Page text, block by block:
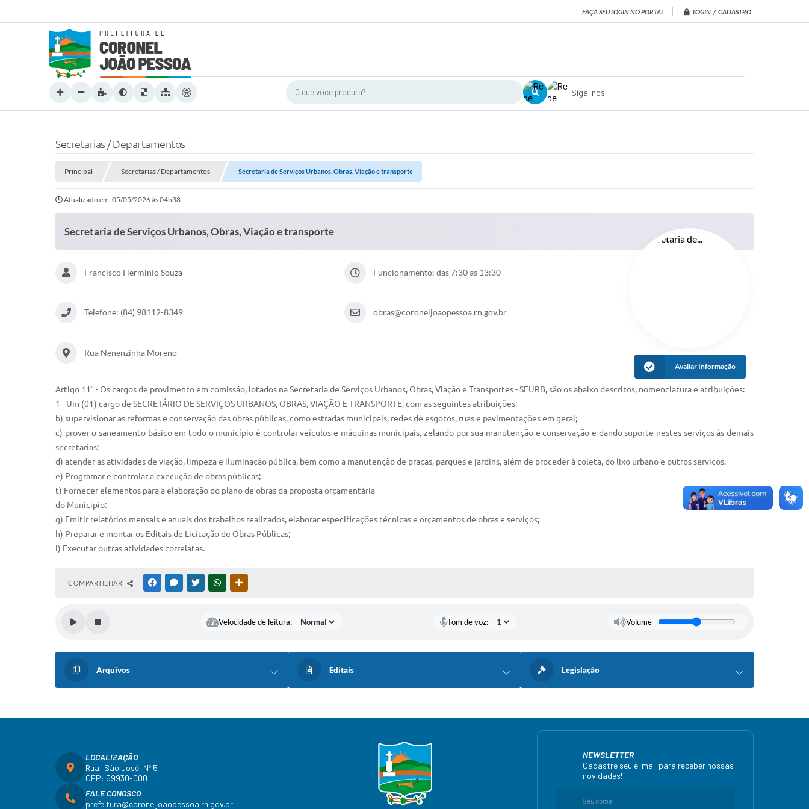
FAÇA SEU LOGIN NO PORTAL LOGIN / CADASTRO
O que voce procura? Siga-nos
Secretarias / Departamentos
Principal Secretarias / Departamentos Secretaria de Serviços Urbanos, Obras, Viação e transporte
Atualizado em: 05/05/2026 às 04h38
Secretaria de Serviços Urbanos, Obras, Viação e transporte
Francisco Hermínio Souza Funcionamento: das 7:30 as 13:30
Telefone: (84) 98112-8349 obras@coroneljoaopessoa.rn.gov.br
Rua Nenenzinha Moreno
Avaliar Informação
Artigo 11° - Os cargos de provimento em comissão, lotados na Secretaria de Serviços Urbanos, Obras, Viação e Transportes - SEURB, são os abaixo descritos, nomenclatura e atribuições:
1 - Um (01) cargo de SECRETÁRIO DE SERVIÇOS URBANOS, OBRAS, VIAÇÃO E TRANSPORTE, com as seguintes atribuições:
b) supervisionar as reformas e conservação das obras públicas, como estradas municipais, redes de esgotos, ruas e pavimentações em geral;
c) prover o saneamento básico em todo o município é controlar veículos e máquinas municipais, zelando por sua manutenção e conservação e dando suporte nestes serviços às demais
secretarias;
d) atender as atividades de viação, limpeza e iluminação pública, bem como a manutenção de praças, parques e jardins, aiém de proceder à coleta, do lixo urbano e outros serviços.
e) Programar e controlar a execução de obras públicas;
t) Fornecer elementos para a elaboração do plano de obras da proposta orçamentária
do Municipio:
g) Emitir relatórios mensais e anuais dos trabalhos realizados, elaborar especificações técnicas e orçamentos de obras e serviços;
h) Preparar e montar os Editais de Licitação de Obras Públicas;
i) Executar outras atividades correlatas.
COMPARTILHAR FACEBOOKMESSENGER
TWITTERWHATSAPP
Velocidade de leitura: Tom de voz: Volume
Arquivos Editais Legislação
LOCALIZAÇÃO
Rua: São José, Nº 5
CEP: 59930-000
FALE CONOSCO
prefeitura@coroneljoaopessoa.rn.gov.br
NEWSLETTER
Cadastre seu e-mail para receber nossas
novidades!